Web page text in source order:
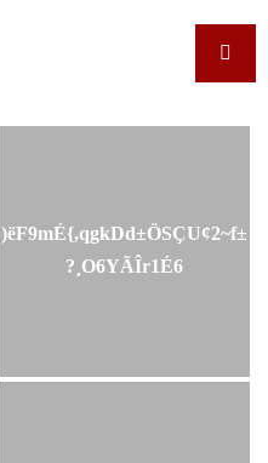
)ëF9mÉ{,qgkDd±ÖSÇU¢2~f±
?¸O6YÃÎr1É6